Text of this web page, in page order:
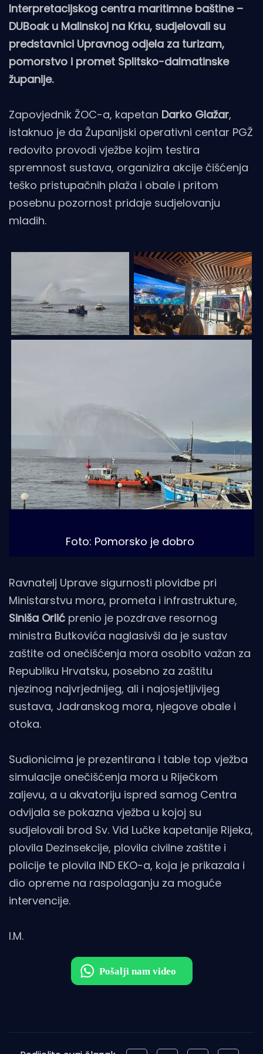
Interpretacijskog centra maritimne baštine –
DUBoak u Malinskoj na Krku, sudjelovali su
predstavnici Upravnog odjela za turizam,
pomorstvo i promet Splitsko-dalmatinske
županije.
Zapovjednik ŽOC-a, kapetan Darko Glažar,
istaknuo je da Županijski operativni centar PGŽ
redovito provodi vježbe kojim testira
spremnost sustava, organizira akcije čišćenja
teško pristupačnih plaža i obale i pritom
posebnu pozornost pridaje sudjelovanju
mladih.
Foto: Pomorsko je dobro
Ravnatelj Uprave sigurnosti plovidbe pri
Ministarstvu mora, prometa i infrastrukture,
Siniša Orlić prenio je pozdrave resornog
ministra Butkovića naglasivši da je sustav
zaštite od onečišćenja mora osobito važan za
Republiku Hrvatsku, posebno za zaštitu
njezinog najvrjednijeg, ali i najosjetljivijeg
sustava, Jadranskog mora, njegove obale i
otoka.
Sudionicima je prezentirana i table top vježba
simulacije onečišćenja mora u Riječkom
zaljevu, a u akvatoriju ispred samog Centra
odvijala se pokazna vježba u kojoj su
sudjelovali brod Sv. Vid Lučke kapetanije Rijeka,
plovila Dezinsekcije, plovila civilne zaštite i
policije te plovila IND EKO-a, koja je prikazala i
dio opreme na raspolaganju za moguće
intervencije.
I.M.